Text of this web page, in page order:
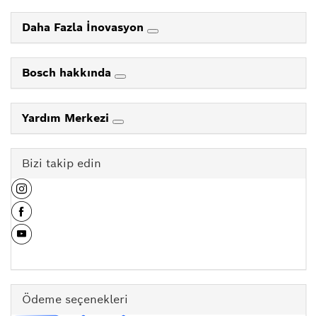
Daha Fazla İnovasyon
Bosch hakkında
Yardım Merkezi
Bizi takip edin
Ödeme seçenekleri